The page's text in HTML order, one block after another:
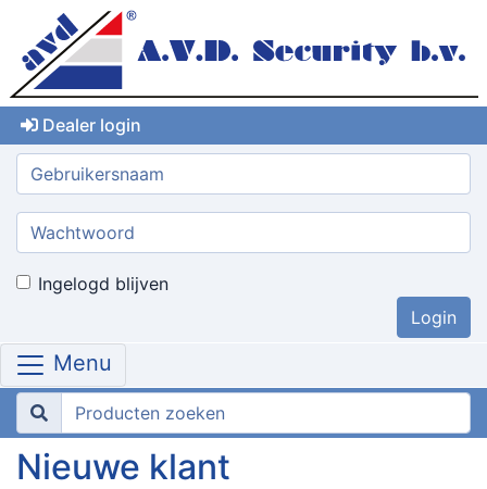
Dealer login
Gebruikersnaam:
Wachtwoord:
Ingelogd blijven
Menu
Nieuwe klant